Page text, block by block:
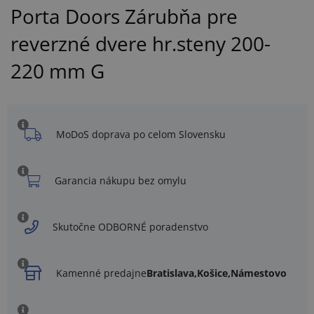
Porta Doors Zárubňa pre
reverzné dvere hr.steny 200-
220 mm G
MoDoS doprava po celom Slovensku
Garancia nákupu bez omylu
Skutočne ODBORNÉ poradenstvo
Kamenné predajneBratislava,Košice,Námestovo